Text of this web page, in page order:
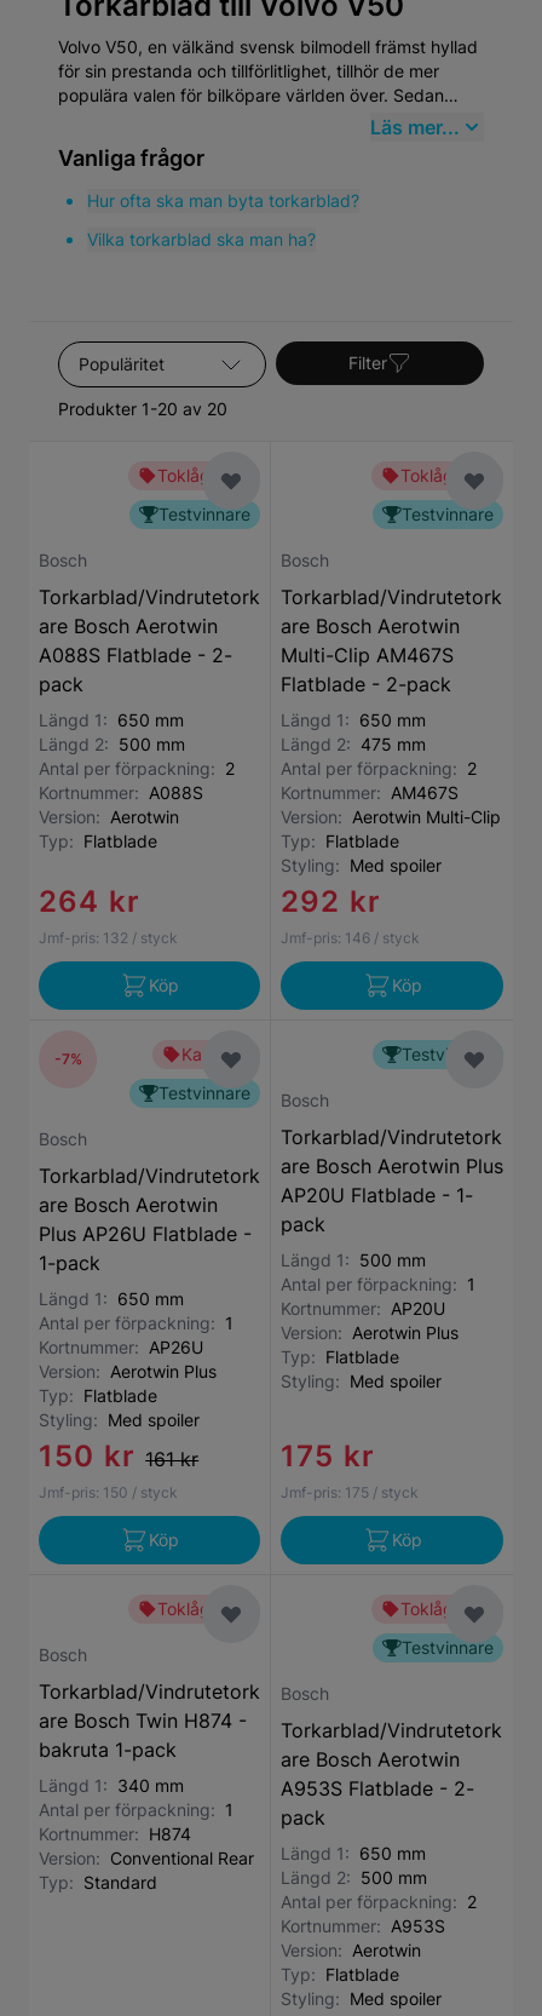
Volvo V50, en välkänd svensk bilmodell främst hyllad
för sin prestanda och tillförlitlighet, tillhör de mer
populära valen för bilköpare världen över. Sedan
dess introduktion har Volvo V50 etablerat sig som en
paradmodell inom mellanklassens kombibilar, vilket
speglar Volvos åtagande för säkerhet, kvalité och
miljövänlighet. Volvo har en rik historik som går
tillbaka till 1927 och V50 är en lysande representation
av märkets evolution.
Läs mer...
Vanliga frågor
Hur ofta ska man byta torkarblad?
Vilka torkarblad ska man ha?
Sortera efter
Produkter 1-20 av 20
Filter
Toklågt pris
Testvinnare
Bosch
Torkarblad/Vindrutetork
are Bosch Aerotwin
A088S Flatblade - 2-
pack
Längd 1: 650 mm
Längd 2: 500 mm
Antal per förpackning: 2
Kortnummer: A088S
Version: Aerotwin
Typ: Flatblade
264 kr
Jmf-pris: 132 / styck
Köp
Toklågt pris
Testvinnare
Bosch
Torkarblad/Vindrutetork
are Bosch Aerotwin
Multi-Clip AM467S
Flatblade - 2-pack
Längd 1: 650 mm
Längd 2: 475 mm
Antal per förpackning: 2
Kortnummer: AM467S
Version: Aerotwin Multi-Clip
Typ: Flatblade
Styling: Med spoiler
292 kr
Jmf-pris: 146 / styck
Köp
Kampanj
Testvinnare
Bosch
Torkarblad/Vindrutetork
are Bosch Aerotwin
Plus AP26U Flatblade -
1-pack
Längd 1: 650 mm
Antal per förpackning: 1
Kortnummer: AP26U
Version: Aerotwin Plus
Typ: Flatblade
Styling: Med spoiler
150 kr 161 kr
Jmf-pris: 150 / styck
-7%
Köp
Testvinnare
Bosch
Torkarblad/Vindrutetork
are Bosch Aerotwin Plus
AP20U Flatblade - 1-
pack
Längd 1: 500 mm
Antal per förpackning: 1
Kortnummer: AP20U
Version: Aerotwin Plus
Typ: Flatblade
Styling: Med spoiler
175 kr
Jmf-pris: 175 / styck
Köp
Toklågt pris
Bosch
Torkarblad/Vindrutetork
are Bosch Twin H874 -
bakruta 1-pack
Längd 1: 340 mm
Antal per förpackning: 1
Kortnummer: H874
Version: Conventional Rear
Typ: Standard
Toklågt pris
Testvinnare
Bosch
Torkarblad/Vindrutetork
are Bosch Aerotwin
A953S Flatblade - 2-
pack
Längd 1: 650 mm
Längd 2: 500 mm
Antal per förpackning: 2
Kortnummer: A953S
Version: Aerotwin
Typ: Flatblade
Styling: Med spoiler